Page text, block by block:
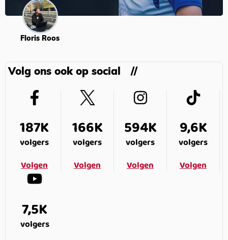
Floris Roos
Volg ons ook op social
187K
volgers
Volgen
166K
volgers
Volgen
594K
volgers
Volgen
9,6K
volgers
Volgen
7,5K
volgers